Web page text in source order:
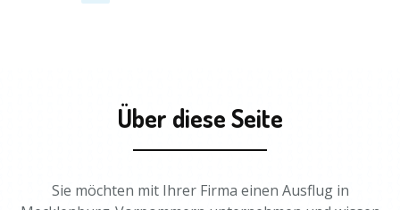
Über diese Seite
Sie möchten mit Ihrer Firma einen Ausflug in